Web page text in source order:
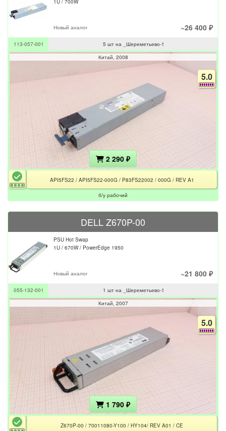
1U / 700W
Новый аналог ~26 400 ₽
113-057-001
5 шт на _Шереметьево-1
Китай 2008
5.0
2 290 ₽
API5FS22 / API5FS22-000G / P83FS22002 / 000G / REV A1
б/у рабочий
DELL Z670P-00
PSU Hot Swap
1U / 670W / PowerEdge 1950
Новый аналог ~21 800 ₽
055-132-001
1 шт на _Шереметьево-1
Китай 2007
5.0
1 790 ₽
Z670P-00 / 70011080-Y100 / HY104/ REV A01 / CE